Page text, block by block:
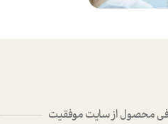
محصول از سایت موفقیت